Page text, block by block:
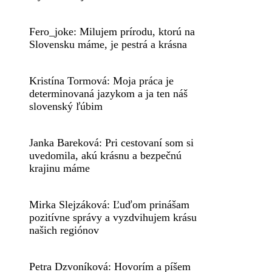
Fero_joke: Milujem prírodu, ktorú na
Slovensku máme, je pestrá a krásna
Kristína Tormová: Moja práca je
determinovaná jazykom a ja ten náš
slovenský ľúbim
Janka Bareková: Pri cestovaní som si
uvedomila, akú krásnu a bezpečnú
krajinu máme
Mirka Slejzáková: Ľuďom prinášam
pozitívne správy a vyzdvihujem krásu
našich regiónov
Petra Dzvoníková: Hovorím a píšem